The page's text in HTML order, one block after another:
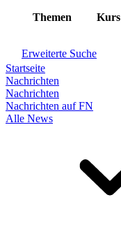
Themen Kurs
Erweiterte Suche
Startseite
Nachrichten
Nachrichten
Nachrichten auf FN
Alle News